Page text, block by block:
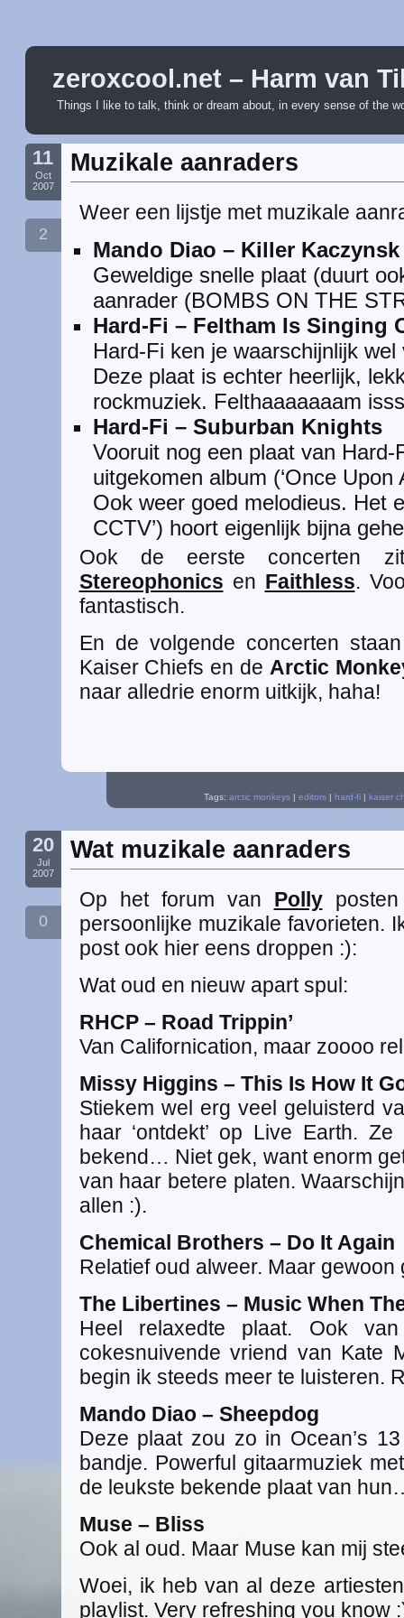
zeroxcool.net – Harm van
Things I like to talk, think or dream about, in every sense of the
11
Oct
2007
2
Muzikale aanraders
Weer een lijstje met muzikale
Mando Diao – Killer Kaczynsk
Geweldige snelle plaat (duurt
aanrader (BOMBS ON THE
Hard-Fi – Feltham Is Singing
Hard-Fi ken je waarschijnlijk wel
Deze plaat is echter heerlijk,
rockmuziek. Felthaaaaaaam
Hard-Fi – Suburban Knights
Vooruit nog een plaat van Hard-
uitgekomen album (‘Once Upon
Ook weer goed melodieus. Het
CCTV’) hoort eigenlijk bijna
Ook de eerste concerten
Stereophonics en Faithless.
fantastisch.
En de volgende concerten
Kaiser Chiefs en de Arctic
naar alledrie enorm uitkijk, haha!
Tags: arctic monkeys| editors| hard-fi| kaiser
20
Jul
2007
0
Wat muzikale aanraders
Op het forum van Polly
persoonlijke muzikale favorieten.
post ook hier eens droppen :):
Wat oud en nieuw apart spul:
RHCP – Road Trippin’
Van Californication, maar zoooo
Missy Higgins – This Is How It
Stiekem wel erg veel geluisterd
haar ‘ontdekt’ op Live Earth.
bekend… Niet gek, want enorm
van haar betere platen.
allen :).
Chemical Brothers – Do It Again
Relatief oud alweer. Maar gewoon
The Libertines – Music When
Heel relaxedte plaat. Ook
cokesnuivende vriend van Kate
begin ik steeds meer te luisteren.
Mando Diao – Sheepdog
Deze plaat zou zo in Ocean’s
bandje. Powerful gitaarmuziek
de leukste bekende plaat van
Muse – Bliss
Ook al oud. Maar Muse kan mij
Woei, ik heb van al deze
playlist. Very refreshing you know